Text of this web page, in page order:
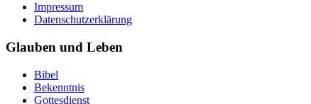
Impressum
Datenschutzerklärung
Glauben und Leben
Bibel
Bekenntnis
Gottesdienst